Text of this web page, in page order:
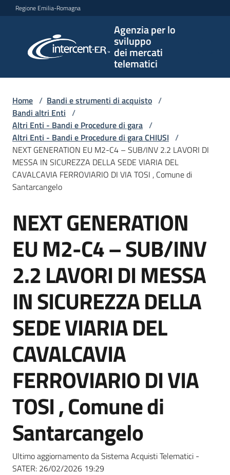
Vai al contenuto
Vai alla navigazione
Vai al footer
Regione Emilia-Romagna
Agenzia per lo
sviluppo
dei mercati
telematici
per lo
sviluppo
telematici
L'Agenzia
Bandi
strumenti
di
Supporto
Piattaforme
telematiche
English
site
Seguici
Home / Bandi e strumenti di acquisto /
Bandi altri Enti /
Altri Enti - Bandi e Procedure di gara /
Altri Enti - Bandi e Procedure di gara CHIUSI /
NEXT GENERATION EU M2-C4 – SUB/INV 2.2 LAVORI DI
MESSA IN SICUREZZA DELLA SEDE VIARIA DEL
CAVALCAVIA FERROVIARIO DI VIA TOSI , Comune di
Santarcangelo
Salta al contenuto
NEXT GENERATION
EU M2-C4 – SUB/INV
2.2 LAVORI DI MESSA
IN SICUREZZA DELLA
SEDE VIARIA DEL
CAVALCAVIA
FERROVIARIO DI VIA
TOSI , Comune di
Santarcangelo
Ultimo aggiornamento da Sistema Acquisti Telematici -
SATER: 26/02/2026 19:29